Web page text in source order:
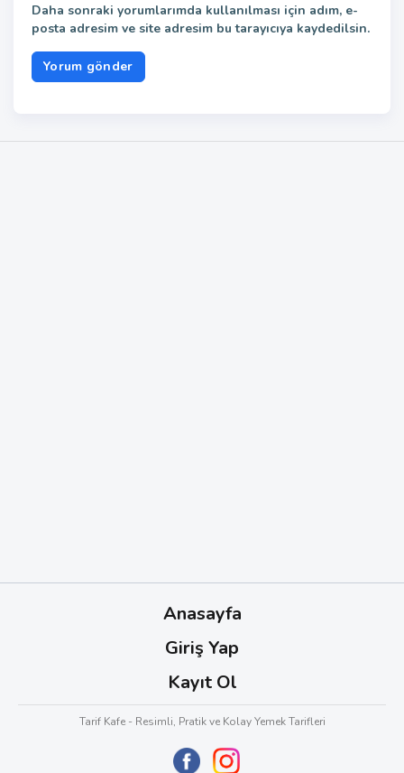
Daha sonraki yorumlarımda kullanılması için adım, e-
posta adresim ve site adresim bu tarayıcıya kaydedilsin.
Anasayfa
Giriş Yap
Kayıt Ol
Tarif Kafe - Resimli, Pratik ve Kolay Yemek Tarifleri